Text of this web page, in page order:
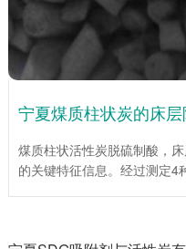
宁夏煤质柱状炭的床
煤质柱状活性炭脱硫制酸，
的关键特征信息。经过测定4